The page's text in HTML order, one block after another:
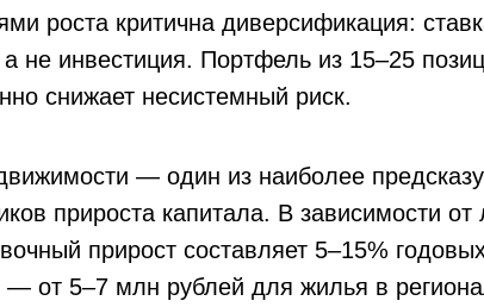
роста критична диверсификация:
не инвестиция. Портфель из 15–25
снижает несистемный риск.
— один из наиболее
прироста капитала. В зависимости от
прирост составляет 5–15%
— от 5–7 млн рублей для жилья в